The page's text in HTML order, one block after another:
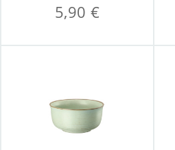
5,90 €